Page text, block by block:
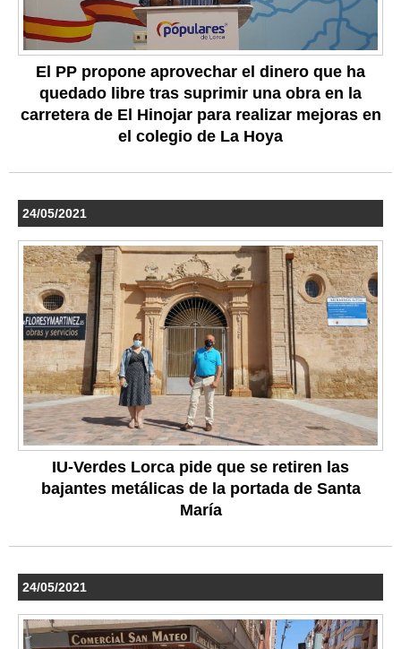
El PP propone aprovechar el dinero que ha
quedado libre tras suprimir una obra en la
carretera de El Hinojar para realizar mejoras en
el colegio de La Hoya
24/05/2021
IU-Verdes Lorca pide que se retiren las
bajantes metálicas de la portada de Santa
María
24/05/2021